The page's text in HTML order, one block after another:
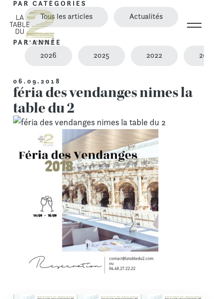
Skip
content
PAR CATÉGORIES
Tous les articles Actualités
PAR ANNÉE
2026 2025 2022 2021
06.09.2018
féria des vendanges nimes la
table du 2